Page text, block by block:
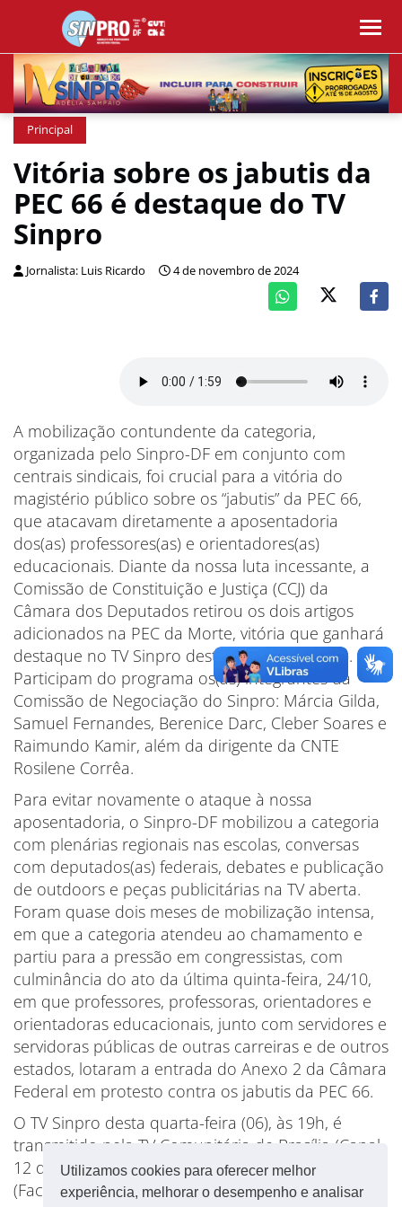
Utilizamos cookies para oferecer melhor
experiência, melhorar o desempenho e analisar
Principal
Vitória sobre os jabutis da
PEC 66 é destaque do TV
Sinpro
Jornalista: Luis Ricardo 4 de novembro de 2024
A mobilização contundente da categoria,
organizada pelo Sinpro-DF em conjunto com
centrais sindicais, foi crucial para a vitória do
magistério público sobre os “jabutis” da PEC 66,
que atacavam diretamente a aposentadoria
dos(as) professores(as) e orientadores(as)
educacionais. Diante da nossa luta incessante, a
Comissão de Constituição e Justiça (CCJ) da
Câmara dos Deputados retirou os dois artigos
adicionados na PEC da Morte, vitória que ganhará
destaque no TV Sinpro desta quarta-feira (06).
Participam do programa os(as) integrantes da
Comissão de Negociação do Sinpro: Márcia Gilda,
Samuel Fernandes, Berenice Darc, Cleber Soares e
Raimundo Kamir, além da dirigente da CNTE
Rosilene Corrêa.
Para evitar novamente o ataque à nossa
aposentadoria, o Sinpro-DF mobilizou a categoria
com plenárias regionais nas escolas, conversas
com deputados(as) federais, debates e publicação
de outdoors e peças publicitárias na TV aberta.
Foram quase dois meses de mobilização intensa,
em que a categoria atendeu ao chamamento e
partiu para a pressão em congressistas, com
culminância do ato da última quinta-feira, 24/10,
em que professores, professoras, orientadores e
orientadoras educacionais, junto com servidores e
servidoras públicas de outras carreiras e de outros
estados, lotaram a entrada do Anexo 2 da Câmara
Federal em protesto contra os jabutis da PEC 66.
O TV Sinpro desta quarta-feira (06), às 19h, é
transmitido pela TV Comunitária de Brasília (Canal
12 da NET) e pelas redes sociais do sindicato
(Facebook e Youtube). Não perca!